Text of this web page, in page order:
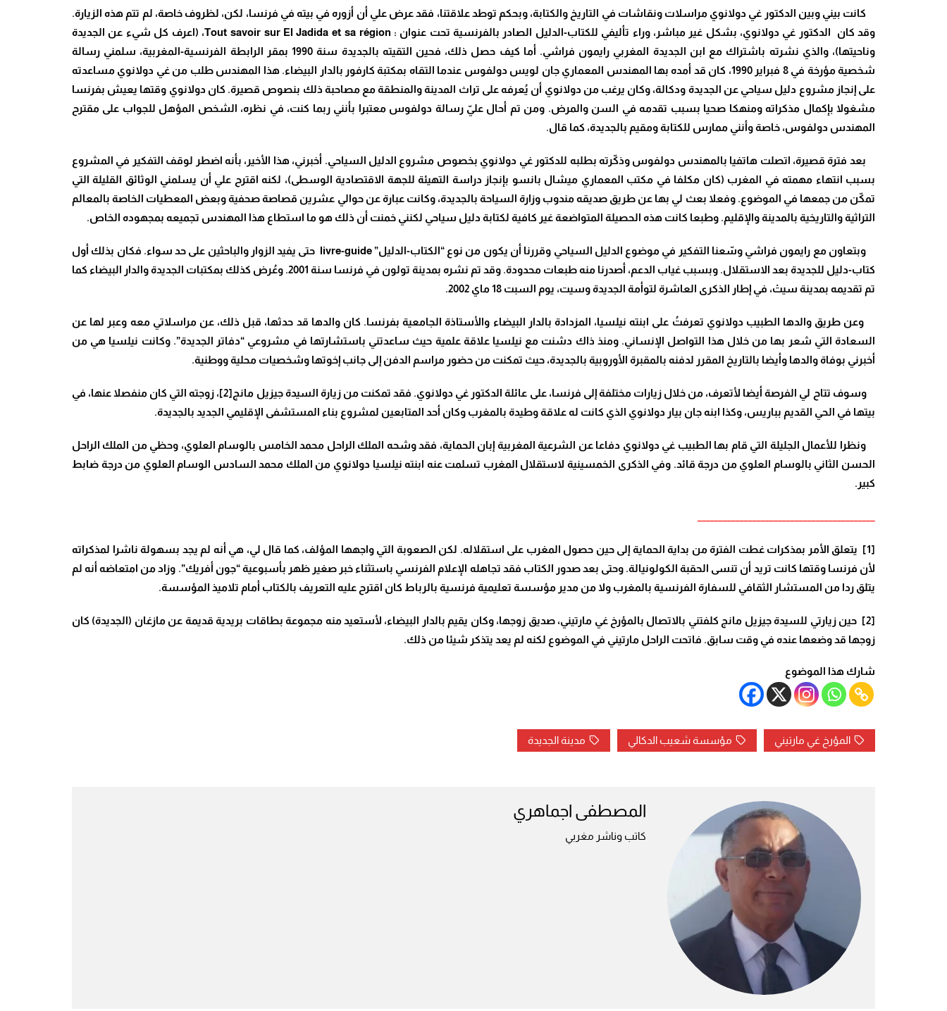
كانت بيني وبين الدكتور غي دولانوي مراسلات ونقاشات في التاريخ والكتابة، وبحكم توطد علاقتنا، فقد عرض علي أن أزوره في بيته في فرنسا، لكن، لظروف خاصة، لم تتم هذه الزيارة.
وقد كان الدكتور غي دولانوي، بشكل غير مباشر، وراء تأليفي للكتاب-الدليل الصادر بالفرنسية تحت عنوان : Tout savoir sur El Jadida et sa région، (اعرف كل شيء عن الجديدة
وناحيتها)، والذي نشرته باشتراك مع ابن الجديدة المغربي رايمون فراشي. أما كيف حصل ذلك، فحين التقيته بالجديدة سنة 1990 بمقر الرابطة الفرنسية-المغربية، سلمني رسالة
شخصية مؤرخة في 8 فبراير 1990، كان قد أمده بها المهندس المعماري جان لويس دولفوس عندما التقاه بمكتبة كارفور بالدار البيضاء. هذا المهندس طلب من غي دولانوي مساعدته
على إنجاز مشروع دليل سياحي عن الجديدة ودكالة، وكان يرغب من دولانوي أن يُعرفه على تراث المدينة والمنطقة مع مصاحبة ذلك بنصوص قصيرة. كان دولانوي وقتها يعيش بفرنسا
مشغولا بإكمال مذكراته ومنهكا صحيا بسبب تقدمه في السن والمرض. ومن تم أحال عليّ رسالة دولفوس معتبرا بأنني ربما كنت، في نظره، الشخص المؤهل للجواب على مقترح
المهندس دولفوس، خاصة وأنني ممارس للكتابة ومقيم بالجديدة، كما قال.
بعد فترة قصيرة، اتصلت هاتفيا بالمهندس دولفوس وذكّرته بطلبه للدكتور غي دولانوي بخصوص مشروع الدليل السياحي. أخبرني، هذا الأخير، بأنه اضطر لوقف التفكير في المشروع
بسبب انتهاء مهمته في المغرب (كان مكلفا في مكتب المعماري ميشال بانسو بإنجاز دراسة التهيئة للجهة الاقتصادية الوسطى)، لكنه اقترح علي أن يسلمني الوثائق القليلة التي
تمكّن من جمعها في الموضوع. وفعلا بعث لي بها عن طريق صديقه مندوب وزارة السياحة بالجديدة، وكانت عبارة عن حوالي عشرين قصاصة صحفية وبعض المعطيات الخاصة بالمعالم
التراثية والتاريخية بالمدينة والإقليم. وطبعا كانت هذه الحصيلة المتواضعة غير كافية لكتابة دليل سياحي لكنني خمنت أن ذلك هو ما استطاع هذا المهندس تجميعه بمجهوده الخاص.
وبتعاون مع رايمون فراشي وسّعنا التفكير في موضوع الدليل السياحي وقررنا أن يكون من نوع “الكتاب-الدليل” livre-guide حتى يفيد الزوار والباحثين على حد سواء. فكان بذلك أول
كتاب-دليل للجديدة بعد الاستقلال. وبسبب غياب الدعم، أصدرنا منه طبعات محدودة. وقد تم نشره بمدينة تولون في فرنسا سنة 2001. وعُرض كذلك بمكتبات الجديدة والدار البيضاء كما
تم تقديمه بمدينة سيتْ، في إطار الذكرى العاشرة لتوأمة الجديدة وسيت، يوم السبت 18 ماي 2002.
وعن طريق والدها الطبيب دولانوي تعرفتُ على ابنته نيلسيا، المزدادة بالدار البيضاء والأستاذة الجامعية بفرنسا. كان والدها قد حدثها، قبل ذلك، عن مراسلاتي معه وعبر لها عن
السعادة التي شعر بها من خلال هذا التواصل الإنساني. ومنذ ذاك دشنت مع نيلسيا علاقة علمية حيث ساعدتني باستشارتها في مشروعي “دفاتر الجديدة”. وكانت نيلسيا هي من
أخبرني بوفاة والدها وأيضا بالتاريخ المقرر لدفنه بالمقبرة الأوروبية بالجديدة، حيث تمكنت من حضور مراسم الدفن إلى جانب إخوتها وشخصيات محلية ووطنية.
وسوف تتاح لي الفرصة أيضا لأتعرف، من خلال زيارات مختلفة إلى فرنسا، على عائلة الدكتور غي دولانوي. فقد تمكنت من زيارة السيدة جيزيل مانج[2]، زوجته التي كان منفصلا عنها، في
بيتها في الحي القديم بباريس، وكذا ابنه جان بيار دولانوي الذي كانت له علاقة وطيدة بالمغرب وكان أحد المتابعين لمشروع بناء المستشفى الإقليمي الجديد بالجديدة.
ونظرا للأعمال الجليلة التي قام بها الطبيب غي دولانوي دفاعا عن الشرعية المغربية إبان الحماية، فقد وشحه الملك الراحل محمد الخامس بالوسام العلوي، وحظي من الملك الراحل
الحسن الثاني بالوسام العلوي من درجة قائد. وفي الذكرى الخمسينية لاستقلال المغرب تسلمت عنه ابنته نيلسيا دولانوي من الملك محمد السادس الوسام العلوي من درجة ضابط
كبير.
[1] يتعلق الأمر بمذكرات غطت الفترة من بداية الحماية إلى حين حصول المغرب على استقلاله. لكن الصعوبة التي واجهها المؤلف، كما قال لي، هي أنه لم يجد بسهولة ناشرا لمذكراته
لأن فرنسا وقتها كانت تريد أن تنسى الحقبة الكولونيالة. وحتى بعد صدور الكتاب فقد تجاهله الإعلام الفرنسي باستثناء خبر صغير ظهر بأسبوعية “جون أفريك”. وزاد من امتعاضه أنه لم
يتلق ردا من المستشار الثقافي للسفارة الفرنسية بالمغرب ولا من مدير مؤسسة تعليمية فرنسية بالرباط كان اقترح عليه التعريف بالكتاب أمام تلاميذ المؤسسة.
[2] حين زيارتي للسيدة جيزيل مانج كلفتني بالاتصال بالمؤرخ غي مارتيني، صديق زوجها، وكان يقيم بالدار البيضاء، لأستعيد منه مجموعة بطاقات بريدية قديمة عن مازغان (الجديدة) كان
زوجها قد وضعها عنده في وقت سابق. فاتحت الراحل مارتيني في الموضوع لكنه لم يعد يتذكر شيئا من ذلك.
شارك هذا الموضوع
المؤرخ غي مارتيني مؤسسة شعيب الدكالي مدينة الجديدة
المصطفى اجماهري
كاتب وناشر مغربي